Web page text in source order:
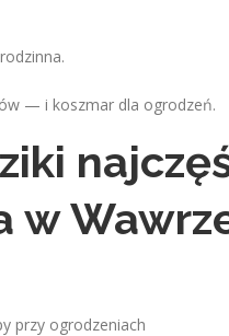
— i koszmar dla ogrodzeń.
w
przy ogrodzeniach